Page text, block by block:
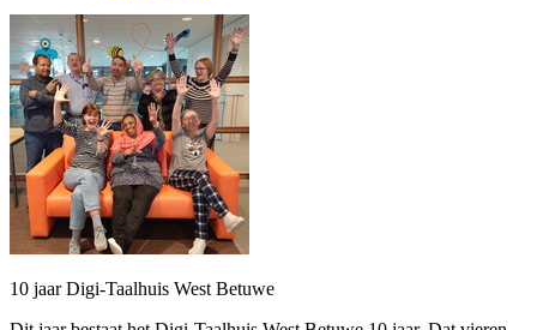
10 jaar Digi-Taalhuis West Betuwe